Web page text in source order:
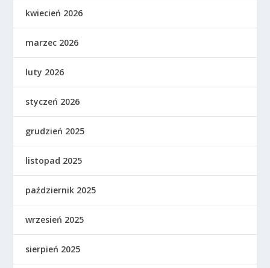
kwiecień 2026
marzec 2026
luty 2026
styczeń 2026
grudzień 2025
listopad 2025
październik 2025
wrzesień 2025
sierpień 2025